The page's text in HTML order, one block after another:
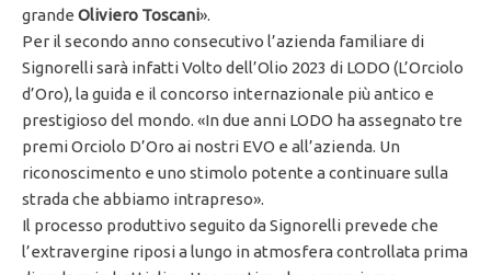
grande Oliviero Toscani».
Per il secondo anno consecutivo l’azienda familiare di
Signorelli sarà infatti Volto dell’Olio 2023 di LODO (L’Orciolo
d’Oro), la guida e il concorso internazionale più antico e
prestigioso del mondo. «In due anni LODO ha assegnato tre
premi Orciolo D’Oro ai nostri EVO e all’azienda. Un
riconoscimento e uno stimolo potente a continuare sulla
strada che abbiamo intrapreso».
Il processo produttivo seguito da Signorelli prevede che
l’extravergine riposi a lungo in atmosfera controllata prima